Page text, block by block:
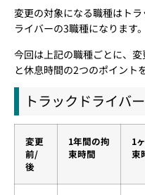
変更の対象になる職種はト
ライバーの3職種になります。
今回は上記の職種ごとに、
と休息時間の2つのポイント
トラックドライバー
変更
前/
後
1年間の拘
束時間
1
束